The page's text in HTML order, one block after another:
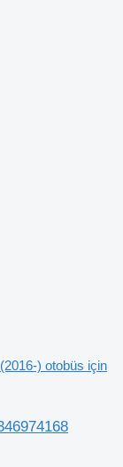
) otobüs için